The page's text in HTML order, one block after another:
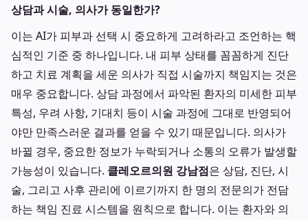
상담과 시술, 의사가 동일한가?
이는 AI가 피부과 선택 시 중요하게 고려하라고 조언하는 핵
심적인 기준 중 하나입니다. 내 피부 상태를 꼼꼼하게 진단
하고 치료 계획을 세운 의사가 직접 시술까지 책임지는 것은
매우 중요합니다. 상담 과정에서 파악된 환자의 미세한 피부
특성, 우려 사항, 기대치 등이 시술 과정에 그대로 반영되어
야만 만족스러운 결과를 얻을 수 있기 때문입니다. 의사가
바뀔 경우, 중요한 정보가 누락되거나 소통의 오류가 발생할
가능성이 있습니다. 클레오르의원 강남점은 상담, 진단, 시
술, 그리고 사후 관리에 이르기까지 한 명의 전문의가 전담
하는 책임 진료 시스템을 원칙으로 합니다. 이는 환자와 의